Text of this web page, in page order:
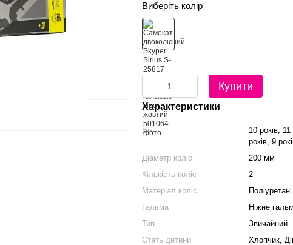
Виберіть колір
Купити
Характеристики
Вік
10 років,
років, 9
Діаметр коліс
200 мм
Кількість коліс
2
Матеріал коліс
Поліуретан
Гальма
Ніжне
Тип
Звичайний
Стать дитини
Хлопчик,